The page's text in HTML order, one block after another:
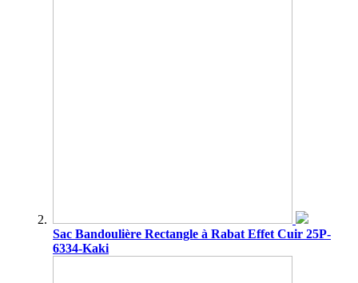
Sac Bandoulière Rectangle à Rabat Effet Cuir 25P-
6334-Kaki